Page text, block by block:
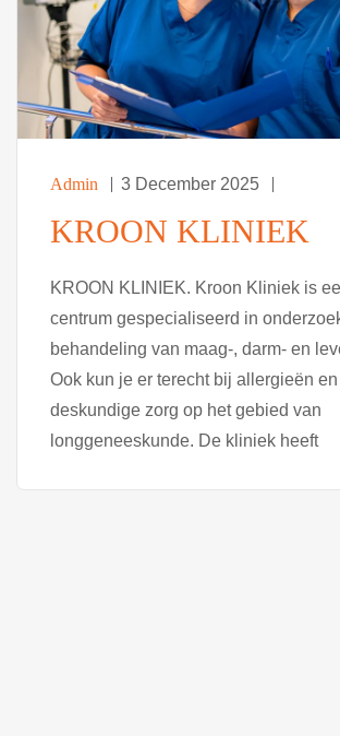
Admin 3 December 2025
KROON KLINIEK
KROON KLINIEK. Kroon Kliniek is
centrum gespecialiseerd in
behandeling van maag-, darm- en
Ook kun je er terecht bij allergieën
deskundige zorg op het gebied van
longgeneeskunde. De kliniek heeft